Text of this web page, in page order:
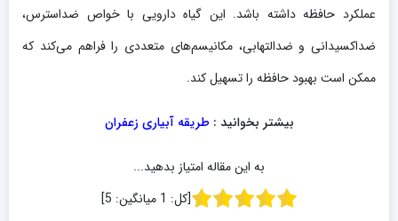
عملکرد حافظه داشته باشد. این گیاه دارویی با خواص ضداسترس،
ضداکسیدانی و ضدالتهابی، مکانیسم‌های متعددی را فراهم می‌کند که
ممکن است بهبود حافظه را تسهیل کند.
بیشتر بخوانید : طریقه آبیاری زعفران
به این مقاله امتیاز بدهید...
[کل: 1 میانگین: 5
]